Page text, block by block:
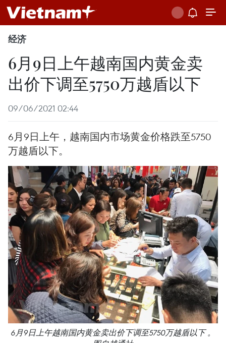
经济
6月9日上午越南国内黄金卖
出价下调至5750万越盾以下
09/06/2021 02:44
6月9日上午，越南国内市场黄金价格跌至5750
万越盾以下。
6月9日上午越南国内黄金卖出价下调至5750万越盾以下 。